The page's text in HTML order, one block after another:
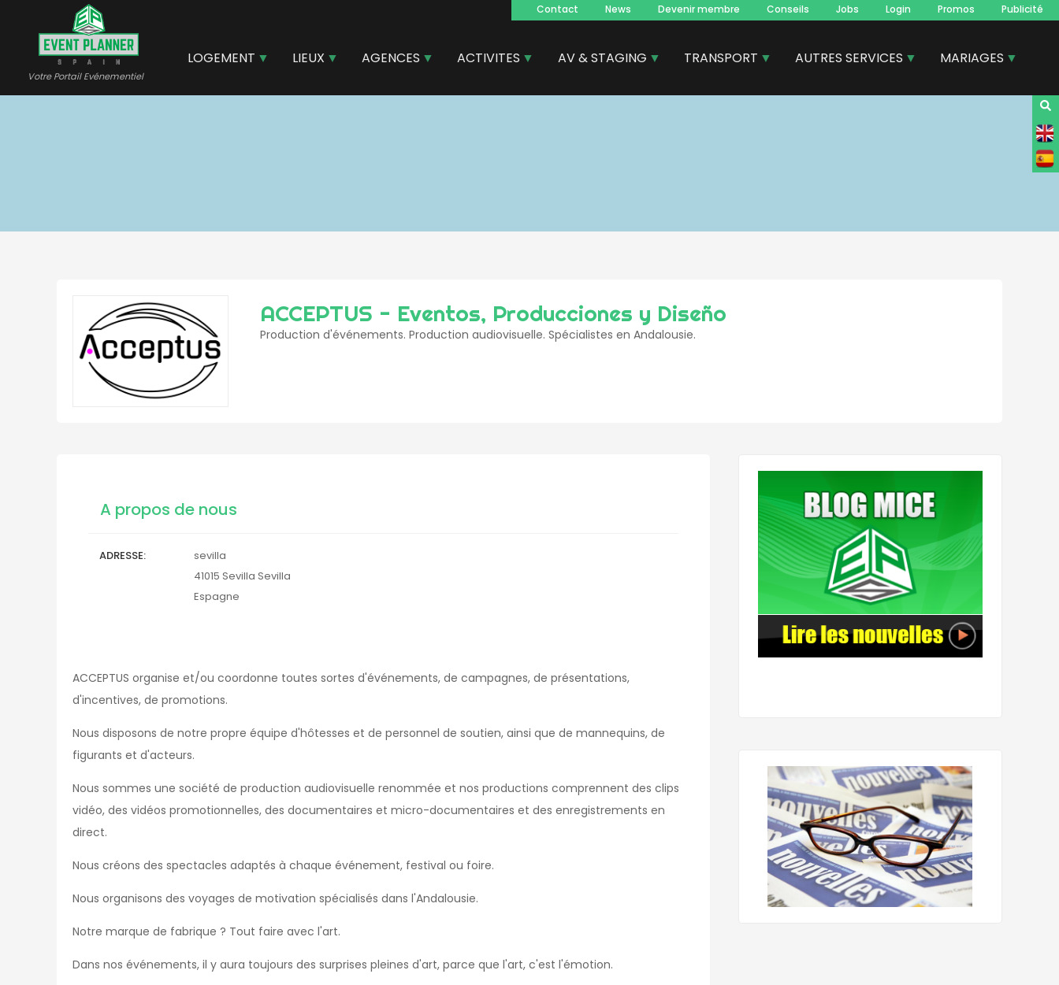
contenu
principal
Votre Portail Evénementiel
Navegacion
principal
Contact News Devenir membre Conseils Jobs Login Promos Publicité
LOGEMENT LIEUX AGENCES ACTIVITES AV & STAGING TRANSPORT AUTRES SERVICES MARIAGES
ACCEPTUS - Eventos, Producciones y Diseño
Production d'événements. Production audiovisuelle. Spécialistes en Andalousie.
A propos de nous
ADRESSE
sevilla
41015 Sevilla Sevilla
Espagne
ACCEPTUS organise et/ou coordonne toutes sortes d'événements, de campagnes, de présentations,
d'incentives, de promotions.
Nous disposons de notre propre équipe d'hôtesses et de personnel de soutien, ainsi que de mannequins, de
figurants et d'acteurs.
Nous sommes une société de production audiovisuelle renommée et nos productions comprennent des clips
vidéo, des vidéos promotionnelles, des documentaires et micro-documentaires et des enregistrements en
direct.
Nous créons des spectacles adaptés à chaque événement, festival ou foire.
Nous organisons des voyages de motivation spécialisés dans l'Andalousie.
Notre marque de fabrique ? Tout faire avec l'art.
Dans nos événements, il y aura toujours des surprises pleines d'art, parce que l'art, c'est l'émotion.